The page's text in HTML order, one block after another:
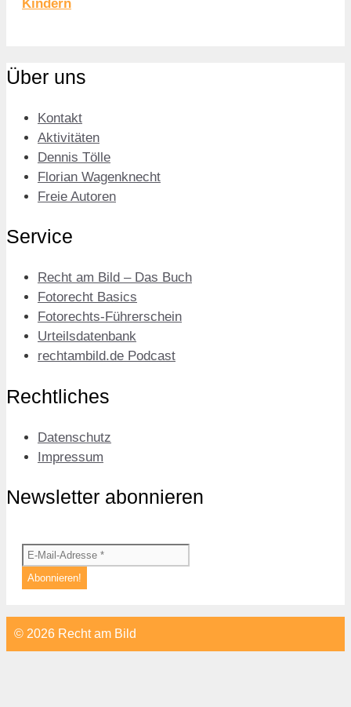
Kindern
Über uns
Kontakt
Aktivitäten
Dennis Tölle
Florian Wagenknecht
Freie Autoren
Service
Recht am Bild – Das Buch
Fotorecht Basics
Fotorechts-Führerschein
Urteilsdatenbank
rechtambild.de Podcast
Rechtliches
Datenschutz
Impressum
Newsletter abonnieren
© 2026 Recht am Bild